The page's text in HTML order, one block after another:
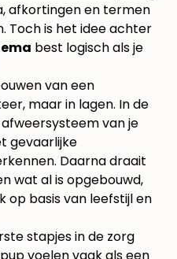
afkortingen en termen
Toch is het idee achter
best logisch als je
van een
maar in lagen. In de
van je
gevaarlijke
Daarna draait
wat al is opgebouwd,
basis van leefstijl en
stapjes in de zorg